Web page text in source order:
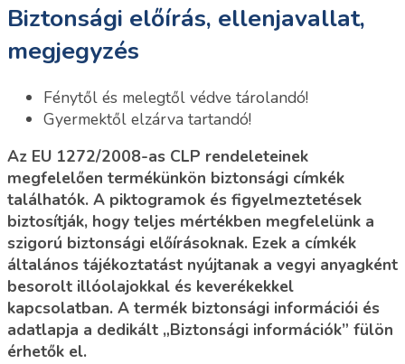
Biztonsági előírás, ellenjavallat,
megjegyzés
Fénytől és melegtől védve tárolandó!
Gyermektől elzárva tartandó!
Az EU 1272/2008-as CLP rendeleteinek
megfelelően termékünkön biztonsági címkék
találhatók. A piktogramok és figyelmeztetések
biztosítják, hogy teljes mértékben megfelelünk a
szigorú biztonsági előírásoknak. Ezek a címkék
általános tájékoztatást nyújtanak a vegyi anyagként
besorolt illóolajokkal és keverékekkel
kapcsolatban. A termék biztonsági információi és
adatlapja a dedikált „Biztonsági információk” fülön
érhetők el.